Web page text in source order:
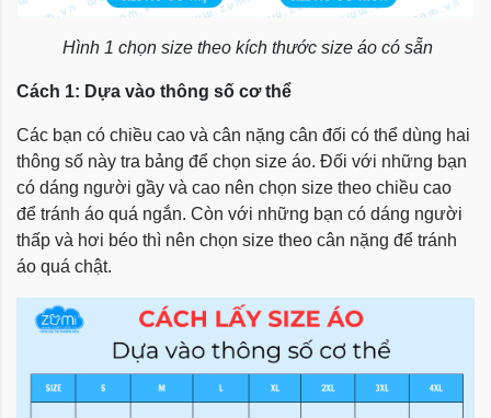
Hình 1 chọn size theo kích thước size áo có sẵn
Cách 1: Dựa vào thông số cơ thể
Các bạn có chiều cao và cân nặng cân đối có thể dùng hai
thông số này tra bảng để chọn size áo. Đối với những bạn
có dáng người gầy và cao nên chọn size theo chiều cao
để tránh áo quá ngắn. Còn với những bạn có dáng người
thấp và hơi béo thì nên chọn size theo cân nặng để tránh
áo quá chật.